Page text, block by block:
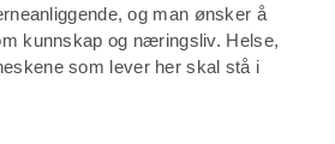
og man ønsker å
kunnskap og næringsliv. Helse,
som lever her skal stå i